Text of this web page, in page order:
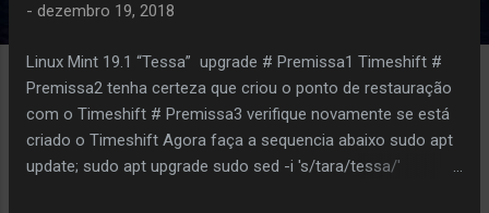
- dezembro 19, 2018
Linux Mint 19.1 “Tessa” upgrade # Premissa1 Timeshift #
Premissa2 tenha certeza que criou o ponto de restauração
com o Timeshift # Premissa3 verifique novamente se está
criado o Timeshift Agora faça a sequencia abaixo sudo apt
update; sudo apt upgrade sudo sed -i 's/tara/tessa/'